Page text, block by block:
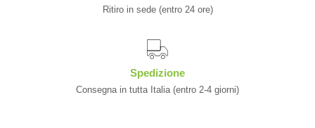
Ritiro in sede (entro 24 ore)
Spedizione
Consegna in tutta Italia (entro 2-4 giorni)